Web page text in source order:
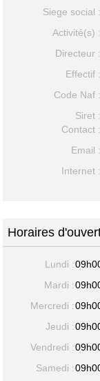
Siege social :
Activité(s) :
Directeur :
Effectif :
Code Naf :
Siret :
Contact :
Email :
Internet :
Horaires
Lundi :
Mardi :
Mercredi :
Jeudi :
Vendredi :
Samedi :